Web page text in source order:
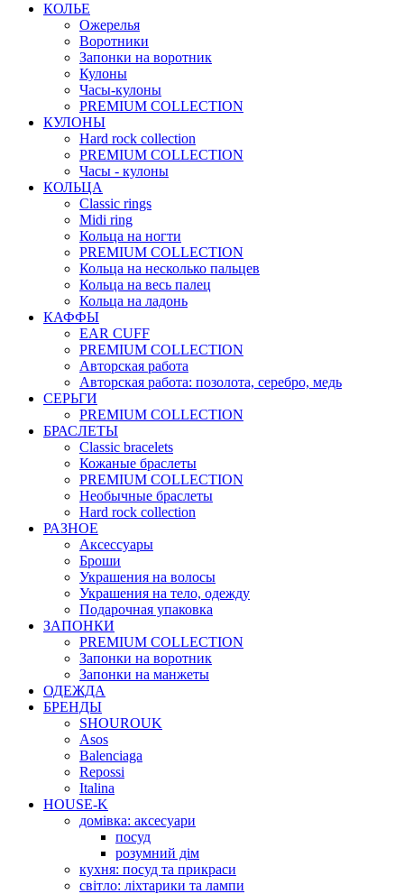
КОЛЬЕ
Ожерелья
Воротники
Запонки на воротник
Кулоны
Часы-кулоны
PREMIUM COLLECTION
КУЛОНЫ
Hard rock collection
PREMIUM COLLECTION
Часы - кулоны
КОЛЬЦА
Classic rings
Midi ring
Кольца на ногти
PREMIUM COLLECTION
Кольца на несколько пальцев
Кольца на весь палец
Кольца на ладонь
КАФФЫ
EAR CUFF
PREMIUM COLLECTION
Авторская работа
Авторская работа: позолота, серебро, медь
СЕРЬГИ
PREMIUM COLLECTION
БРАСЛЕТЫ
Classic bracelets
Кожаные браслеты
PREMIUM COLLECTION
Необычные браслеты
Hard rock collection
РАЗНОЕ
Аксессуары
Броши
Украшения на волосы
Украшения на тело, одежду
Подарочная упаковка
ЗАПОНКИ
PREMIUM COLLECTION
Запонки на воротник
Запонки на манжеты
ОДЕЖДА
БРЕНДЫ
SHOUROUK
Asos
Balenciaga
Repossi
Italina
HOUSE-K
домівка: аксесуари
посуд
розумний дім
кухня: посуд та прикраси
світло: ліхтарики та лампи